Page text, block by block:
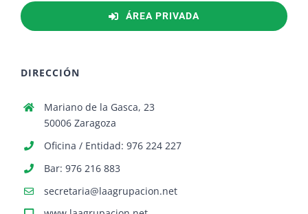
ÁREA PRIVADA
DIRECCIÓN
Mariano de la Gasca, 23
50006 Zaragoza
Oficina / Entidad: 976 224 227
Bar: 976 216 883
secretaria@laagrupacion.net